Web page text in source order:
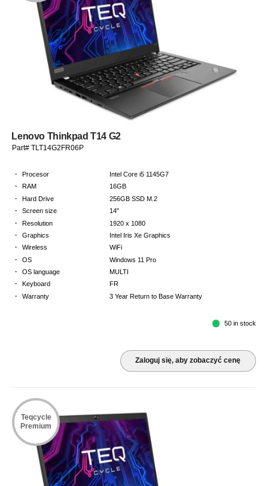
Lenovo Thinkpad T14 G2
Part# TLT14G2FR06P
· Procesor Intel Core i5 1145G7
· RAM 16GB
· Hard Drive 256GB SSD M.2
· Screen size 14"
· Resolution 1920 x 1080
· Graphics Intel Iris Xe Graphics
· Wireless WiFi
· OS Windows 11 Pro
· OS language MULTI
· Keyboard FR
· Warranty 3 Year Return to Base Warranty
50 in stock
Zaloguj się, aby zobaczyć cenę
Teqcycle
Premium